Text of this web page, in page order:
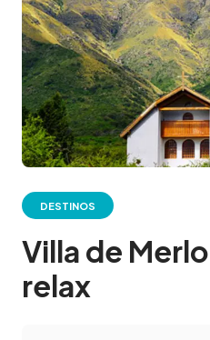
DESTINOS
Villa de
relax